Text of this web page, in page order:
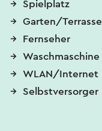
Spielplatz
Garten/Terrasse
Fernseher
Waschmaschine
WLAN/Internet
Selbstversorger